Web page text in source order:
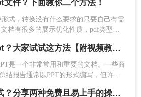
受欢迎。pdf怎样转ppt呢？接下来，就
这个问题吧!
件？下面教你二个方法！
式，转换没有什么要求的只要自己有需
档有很多的展示优化性质，pdf类型的
载，只要是pdf需要转换展示方面的格式
的非常不错，这个操作或许有很多的朋
解了解pdf文件怎样转ppt文件的方法。
怎样把pdf转为ppt？大家试试这方法【附视频教程】
是一个非常常用和重要的文档。一些商
结报告通常以PPT的形式编写，但许多
是一个在线直接将pdf转ppt的好方法，让
pdf怎样转ppt格式？分享两种免费且易上手的操作技巧